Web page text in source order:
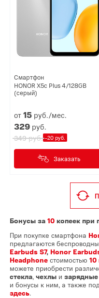
Смартфон
HONOR X5c Plus 4/128GB
(серый)
от15 руб./мес.
329 руб.
349руб. -20 руб.
Заказать
Бонусы за 10 копеек при
При покупке смартфона
предлагаются
Earbuds S7, Honor
Headphone стоимостью 10
можете приобрести
стекла, чехлы и зарядные
и бонусы к ним, а также
здесь.